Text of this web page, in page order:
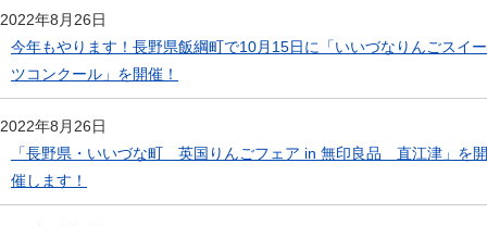
2022年8月26日
今年もやります！長野県飯綱町で10月15日に「いいづなりんごスイー
ツコンクール」を開催！
2022年8月26日
「長野県・いいづな町 英国りんごフェア in 無印良品 直江津」を開
催します！